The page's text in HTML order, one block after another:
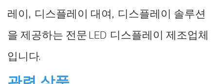
레이, 디스플레이 대여, 디스플레이 솔루션
을 제공하는 전문 LED 디스플레이 제조업체
입니다.